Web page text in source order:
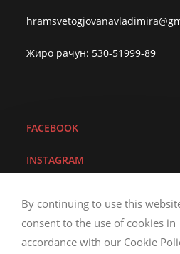
Жиро рачун: 530-51999-89
FACEBOOK
INSTAGRAM
VIBER
By continuing to use this
consent to the use of cookies in
accordance with our Cookie